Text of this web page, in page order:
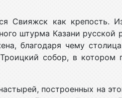
Свияжск как крепость.
штурма Казани русской
благодаря чему
собор, в котором
построенных на